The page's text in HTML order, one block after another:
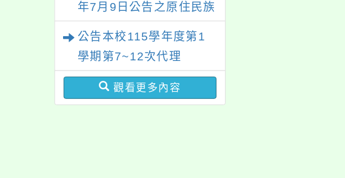
年7月9日公告之原住民族
歲時祭儀放假日期，請查
照辦理。
公告本校115學年度第1
學期第7~12次代理
（課）教師甄選簡章
【一次公告分次招考】
觀看更多內容